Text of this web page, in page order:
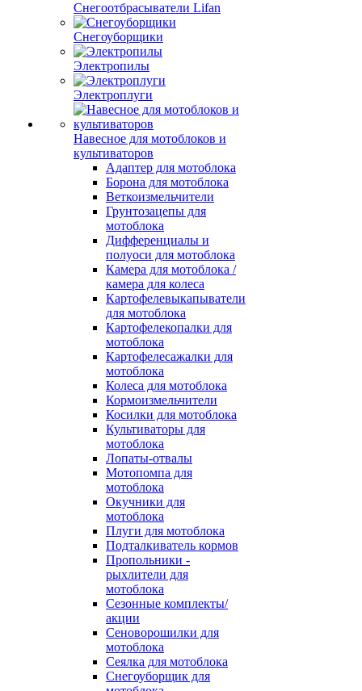
Снегоотбрасыватели Lifan
Снегоуборщики
Электропилы
Электроплуги
Навесное для мотоблоков и
культиваторов
Адаптер для мотоблока
Борона для мотоблока
Веткоизмельчители
Грунтозацепы для
мотоблока
Дифференциалы и
полуоси для мотоблока
Камера для мотоблока /
камера для колеса
Картофелевыкапыватели
для мотоблока
Картофелекопалки для
мотоблока
Картофелесажалки для
мотоблока
Колеса для мотоблока
Кормоизмельчители
Косилки для мотоблока
Культиваторы для
мотоблока
Лопаты-отвалы
Мотопомпа для
мотоблока
Окучники для
мотоблока
Плуги для мотоблока
Подталкиватель кормов
Пропольники -
рыхлители для
мотоблока
Сезонные комплекты/
акции
Сеноворошилки для
мотоблока
Сеялка для мотоблока
Снегоуборщик для